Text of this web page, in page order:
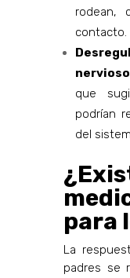
rodean,
contacto.
nervioso
que
podrían
del
para
La
padres se